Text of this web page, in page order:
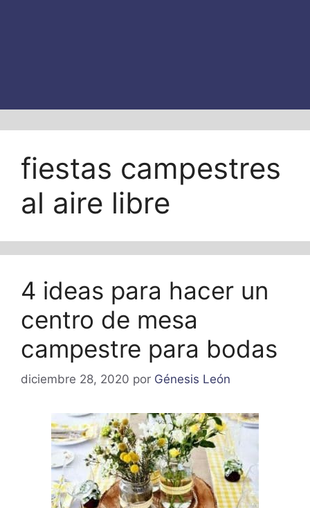
fiestas campestres
al aire libre
4 ideas para hacer un
centro de mesa
campestre para bodas
diciembre 28, 2020 por Génesis León